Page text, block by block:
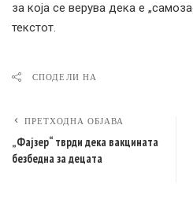
за која се верува дека е
текстот.
СПОДЕЛИ НА
ПРЕТХОДНА ОБЈАВА
„Фајзер“ тврди дека вакцината
безбедна за децата